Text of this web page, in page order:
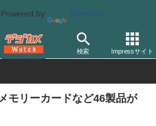
Powered by Translate
検索 Impressサイト
記録メディア/カードリーダー
モリーカードなど46製品が